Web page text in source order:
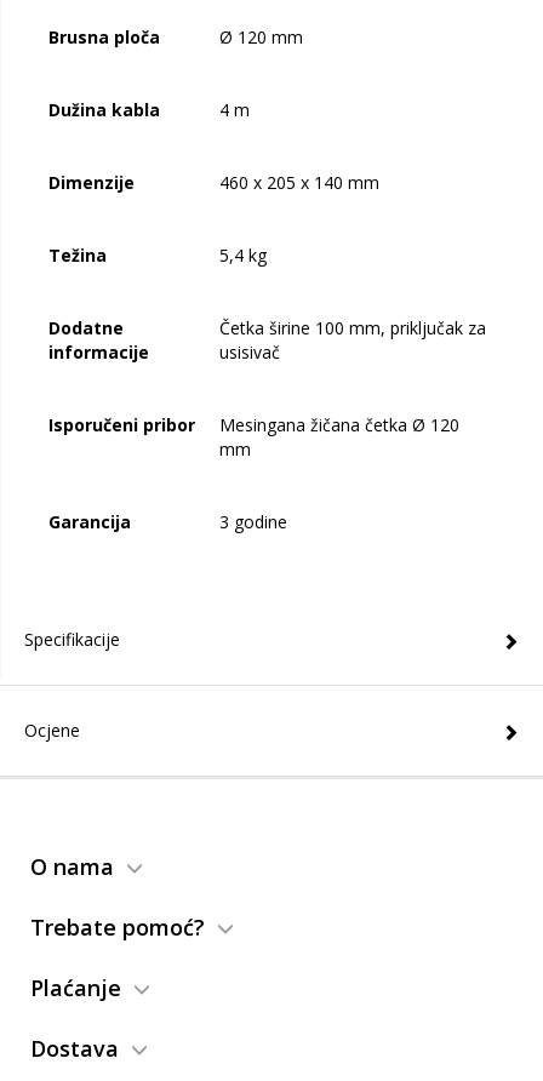
Brusna ploča Ø 120 mm
Dužina kabla 4 m
Dimenzije 460 x 205 x 140 mm
Težina 5,4 kg
Dodatne
informacije
Četka širine 100 mm, priključak za
usisivač
Isporučeni pribor
Mesingana žičana četka Ø 120
mm
Garancija 3 godine
Specifikacije
Ocjene
O nama
Trebate pomoć?
Plaćanje
Dostava